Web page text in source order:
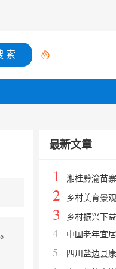
最新文章
1
湘桂黔渝苗
肥设施与人工湿
2
乡村美育景
的同质化僵局与
3
乡村振兴下
尤故里到文旅题
4
中国老年宜
teSpace的可视
5
四川盐边县